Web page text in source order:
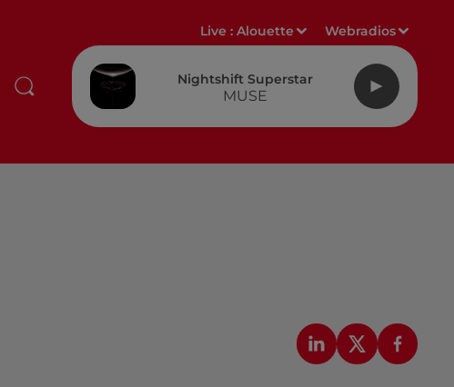
Live :Alouette Webradios
Nightshift Superstar
MUSE